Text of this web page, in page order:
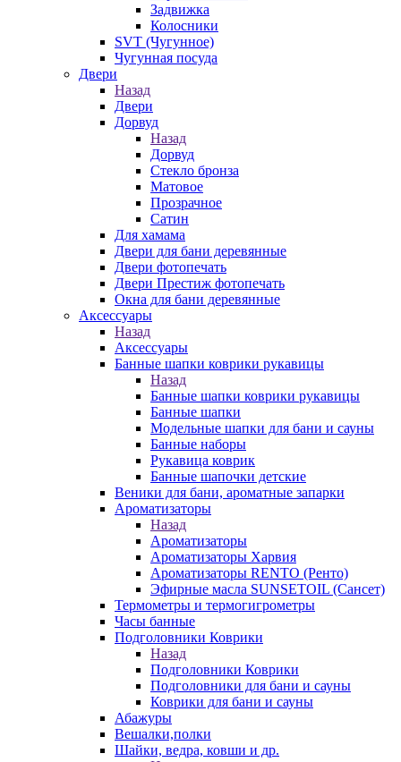
Задвижка
Колосники
SVT (Чугунное)
Чугунная посуда
Двери
Назад
Двери
Дорвуд
Назад
Дорвуд
Стекло бронза
Матовое
Прозрачное
Сатин
Для хамама
Двери для бани деревянные
Двери фотопечать
Двери Престиж фотопечать
Окна для бани деревянные
Аксессуары
Назад
Аксессуары
Банные шапки коврики рукавицы
Назад
Банные шапки коврики рукавицы
Банные шапки
Модельные шапки для бани и сауны
Банные наборы
Рукавица коврик
Банные шапочки детские
Веники для бани, ароматные запарки
Ароматизаторы
Назад
Ароматизаторы
Ароматизаторы Харвия
Ароматизаторы RENTO (Ренто)
Эфирные масла SUNSETOIL (Сансет)
Термометры и термогигрометры
Часы банные
Подголовники Коврики
Назад
Подголовники Коврики
Подголовники для бани и сауны
Коврики для бани и сауны
Абажуры
Вешалки,полки
Шайки, ведра, ковши и др.